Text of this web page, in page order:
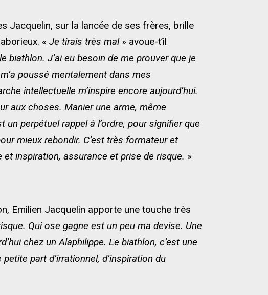
Jacquelin, sur la lancée de ses frères, brille
« Je tirais très mal » avoue-t’il
J’ai eu besoin de me prouver que je
poussé mentalement dans mes
intellectuelle m’inspire encore aujourd’hui.
aux choses. Manier une arme, même
perpétuel rappel à l’ordre, pour signifier que
mieux rebondir. C’est très formateur et
inspiration, assurance et prise de risque. »
Emilien Jacquelin apporte une touche très
Qui ose gagne est un peu ma devise. Une
chez un Alaphilippe. Le biathlon, c’est une
part d’irrationnel, d’inspiration du